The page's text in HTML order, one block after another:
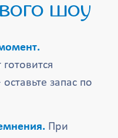
шоу
запас по
При